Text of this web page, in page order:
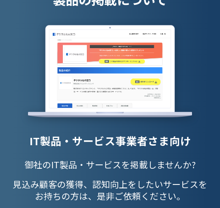
IT製品・サービス事業者さま向け
御社のIT製品・サービスを掲載しませんか?
見込み顧客の獲得、認知向上をしたいサービスを
お持ちの方は、是非ご依頼ください。